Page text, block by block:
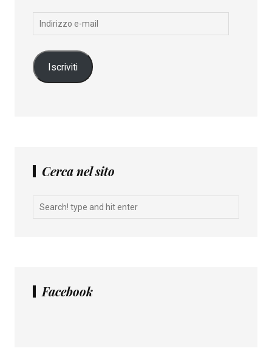
Indirizzo
Iscriviti
Cerca nel sito
Facebook